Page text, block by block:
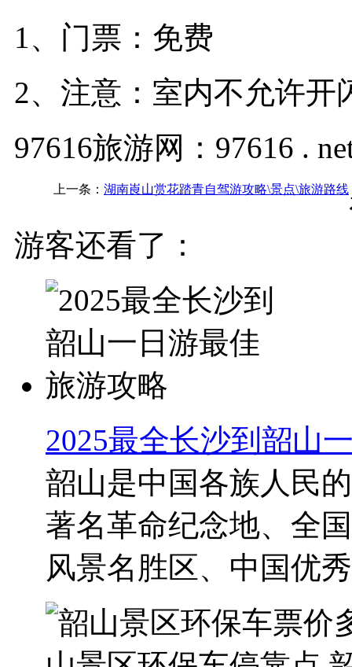
1、门票：免费
2、注意：室内不允许开
97616旅游网：97616 .
上一条： 湖南崀山赏花踏青自驾游攻略\景点\旅游路线
游客还看了：
2025最全长沙到韶山
韶山是中国各族人民
著名革命纪念地、全
风景名胜区、中国优